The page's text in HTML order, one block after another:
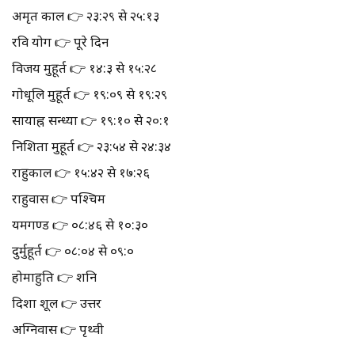
अमृत काल 👉 २३:२९ से २५:१३
रवि योग 👉 पूरे दिन
विजय मुहूर्त 👉 १४:३ से १५:२८
गोधूलि मुहूर्त 👉 १९:०९ से १९:२९
सायाह्न सन्ध्या 👉 १९:१० से २०:१
निशिता मुहूर्त 👉 २३:५४ से २४:३४
राहुकाल 👉 १५:४२ से १७:२६
राहुवास 👉 पश्चिम
यमगण्ड 👉 ०८:४६ से १०:३०
दुर्मुहूर्त 👉 ०८:०४ से ०९:०
होमाहुति 👉 शनि
दिशा शूल 👉 उत्तर
अग्निवास 👉 पृथ्वी